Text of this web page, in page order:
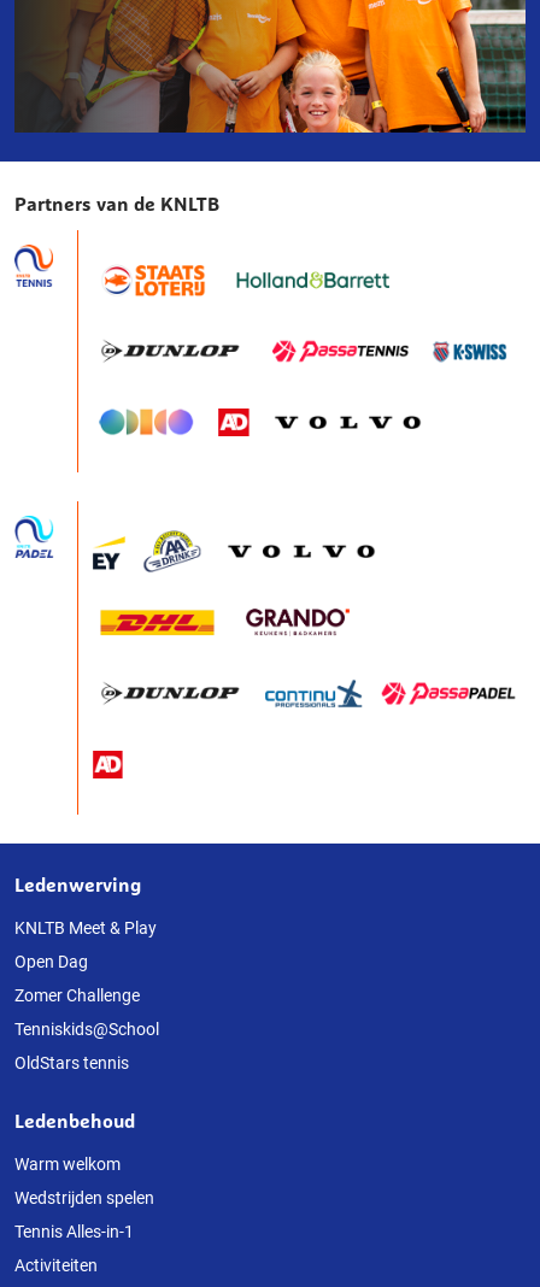
Partners van de KNLTB
Over
deze
website
Ledenwerving
KNLTB Meet & Play
Open Dag
Zomer Challenge
Tenniskids@School
OldStars tennis
Ledenbehoud
Warm welkom
Wedstrijden spelen
Tennis Alles-in-1
Activiteiten